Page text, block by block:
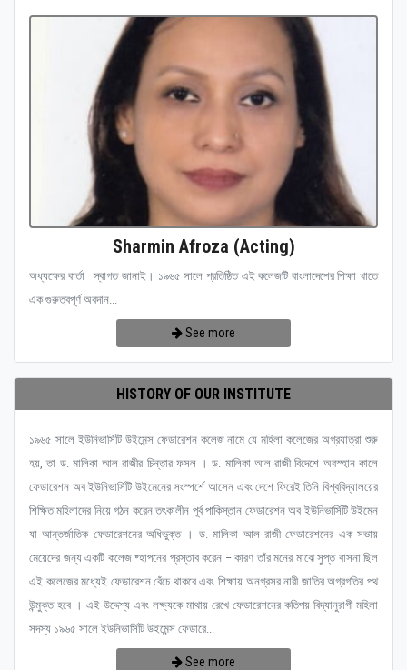
Sharmin Afroza (Acting)
অধ্যক্ষের বার্তা স্বাগত জানাই। ১৯৬৫ সালে প্রতিষ্ঠিত এই কলেজটি বাংলাদেশের শিক্ষা খাতে
এক গুরুত্বপূর্ণ অবদান...
See more
HISTORY OF OUR INSTITUTE
১৯৬৫ সালে ইউনিভার্সিটি উইমেন্স ফেডারেশন কলেজ নামে যে মহিলা কলেজের অগ্রযাত্রা শুরু
হয়, তা ড. মালিকা আল রাজীর চিন্তার ফসল । ড. মালিকা আল রাজী বিদেশে অবস্হান কালে
ফেডারেশন অব ইউনিভার্সিটি উইমেনের সংস্পর্শে আসেন এবং দেশে ফিরেই তিনি বিশ্ববিদ্যালয়ের
শিক্ষিত মহিলাদের নিয়ে গঠন করেন তৎকালীন পূর্ব পাকিস্তান ফেডারেশন অব ইউনিভার্সিটি উইমেন
যা আন্তর্জাতিক ফেডারেশনের অধিভুক্ত । ড. মালিকা আল রাজী ফেডারেশনের এক সভায়
মেয়েদের জন্য একটি কলেজ ষ্হাপনের প্রস্তাব করেন – কারণ তাঁর মনের মাঝে সুপ্ত বাসনা ছিল
এই কলেজের মধ্যেই ফেডারেশন বেঁচে থাকবে এবং শিক্ষায় অনগ্রসর নারী জাতির অগ্রগতির পথ
উন্মুক্ত হবে । এই উদ্দেশ্য এবং লক্ষ্যকে মাথায় রেখে ফেডারেশনের কতিপয় বিদ্যানুরাগী মহিলা
সদস্য ১৯৬৫ সালে ইউনিভার্সিটি উইমেন্স ফেডারে...
See more